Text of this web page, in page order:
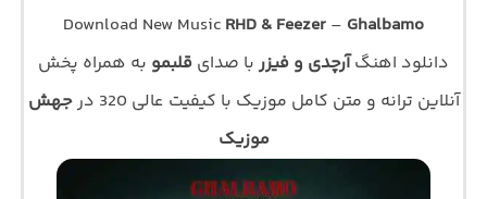
Download New Music RHD & Feezer – Ghalbamo
دانلود اهنگآرچدی و فیزر با صدای قلبمو به همراه پخش
آنلاین ترانه و متن کامل موزیک با کیفیت عالی 320 در
جهش
موزیک